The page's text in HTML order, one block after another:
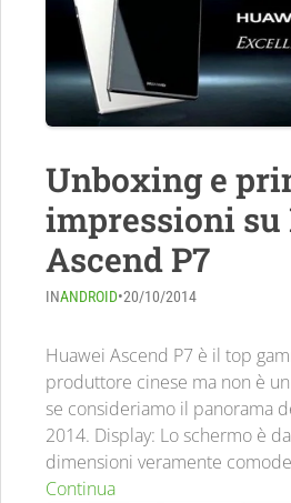
Unboxing e
impressioni su
Ascend P7
INANDROID•20/10/2014
Huawei Ascend P7 è il top
produttore cinese ma non è
se consideriamo il panorama
2014. Display: Lo schermo è
dimensioni veramente
Continua